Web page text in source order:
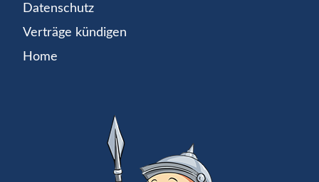
Datenschutz
Verträge kündigen
Home